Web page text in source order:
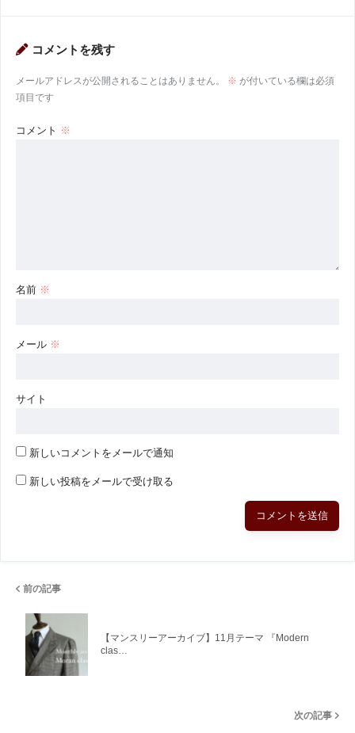
コメントを残す
メールアドレスが公開されることはありません。 ※ が付いている欄は必須
項目です
コメント ※
名前 ※
メール ※
サイト
新しいコメントをメールで通知
新しい投稿をメールで受け取る
前の記事
【マンスリーアーカイブ】11月テーマ 『Modern
clas…
次の記事